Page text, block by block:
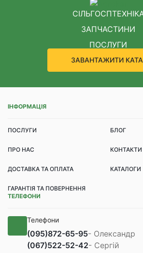
ЗАПЧАСТИНИ
ПОСЛУГИ
ЗАВАНТАЖИТИ
ІНФОРМАЦІЯ
ПОСЛУГИ БЛОГ
ПРО НАС КОНТАКТИ
ДОСТАВКА ТА ОПЛАТА КАТАЛОГИ
ГАРАНТІЯ ТА ПОВЕРНЕННЯ
ТЕЛЕФОНИ
Телефони
(095)872-65-95- Олександр
(067)522-52-42- Сергій